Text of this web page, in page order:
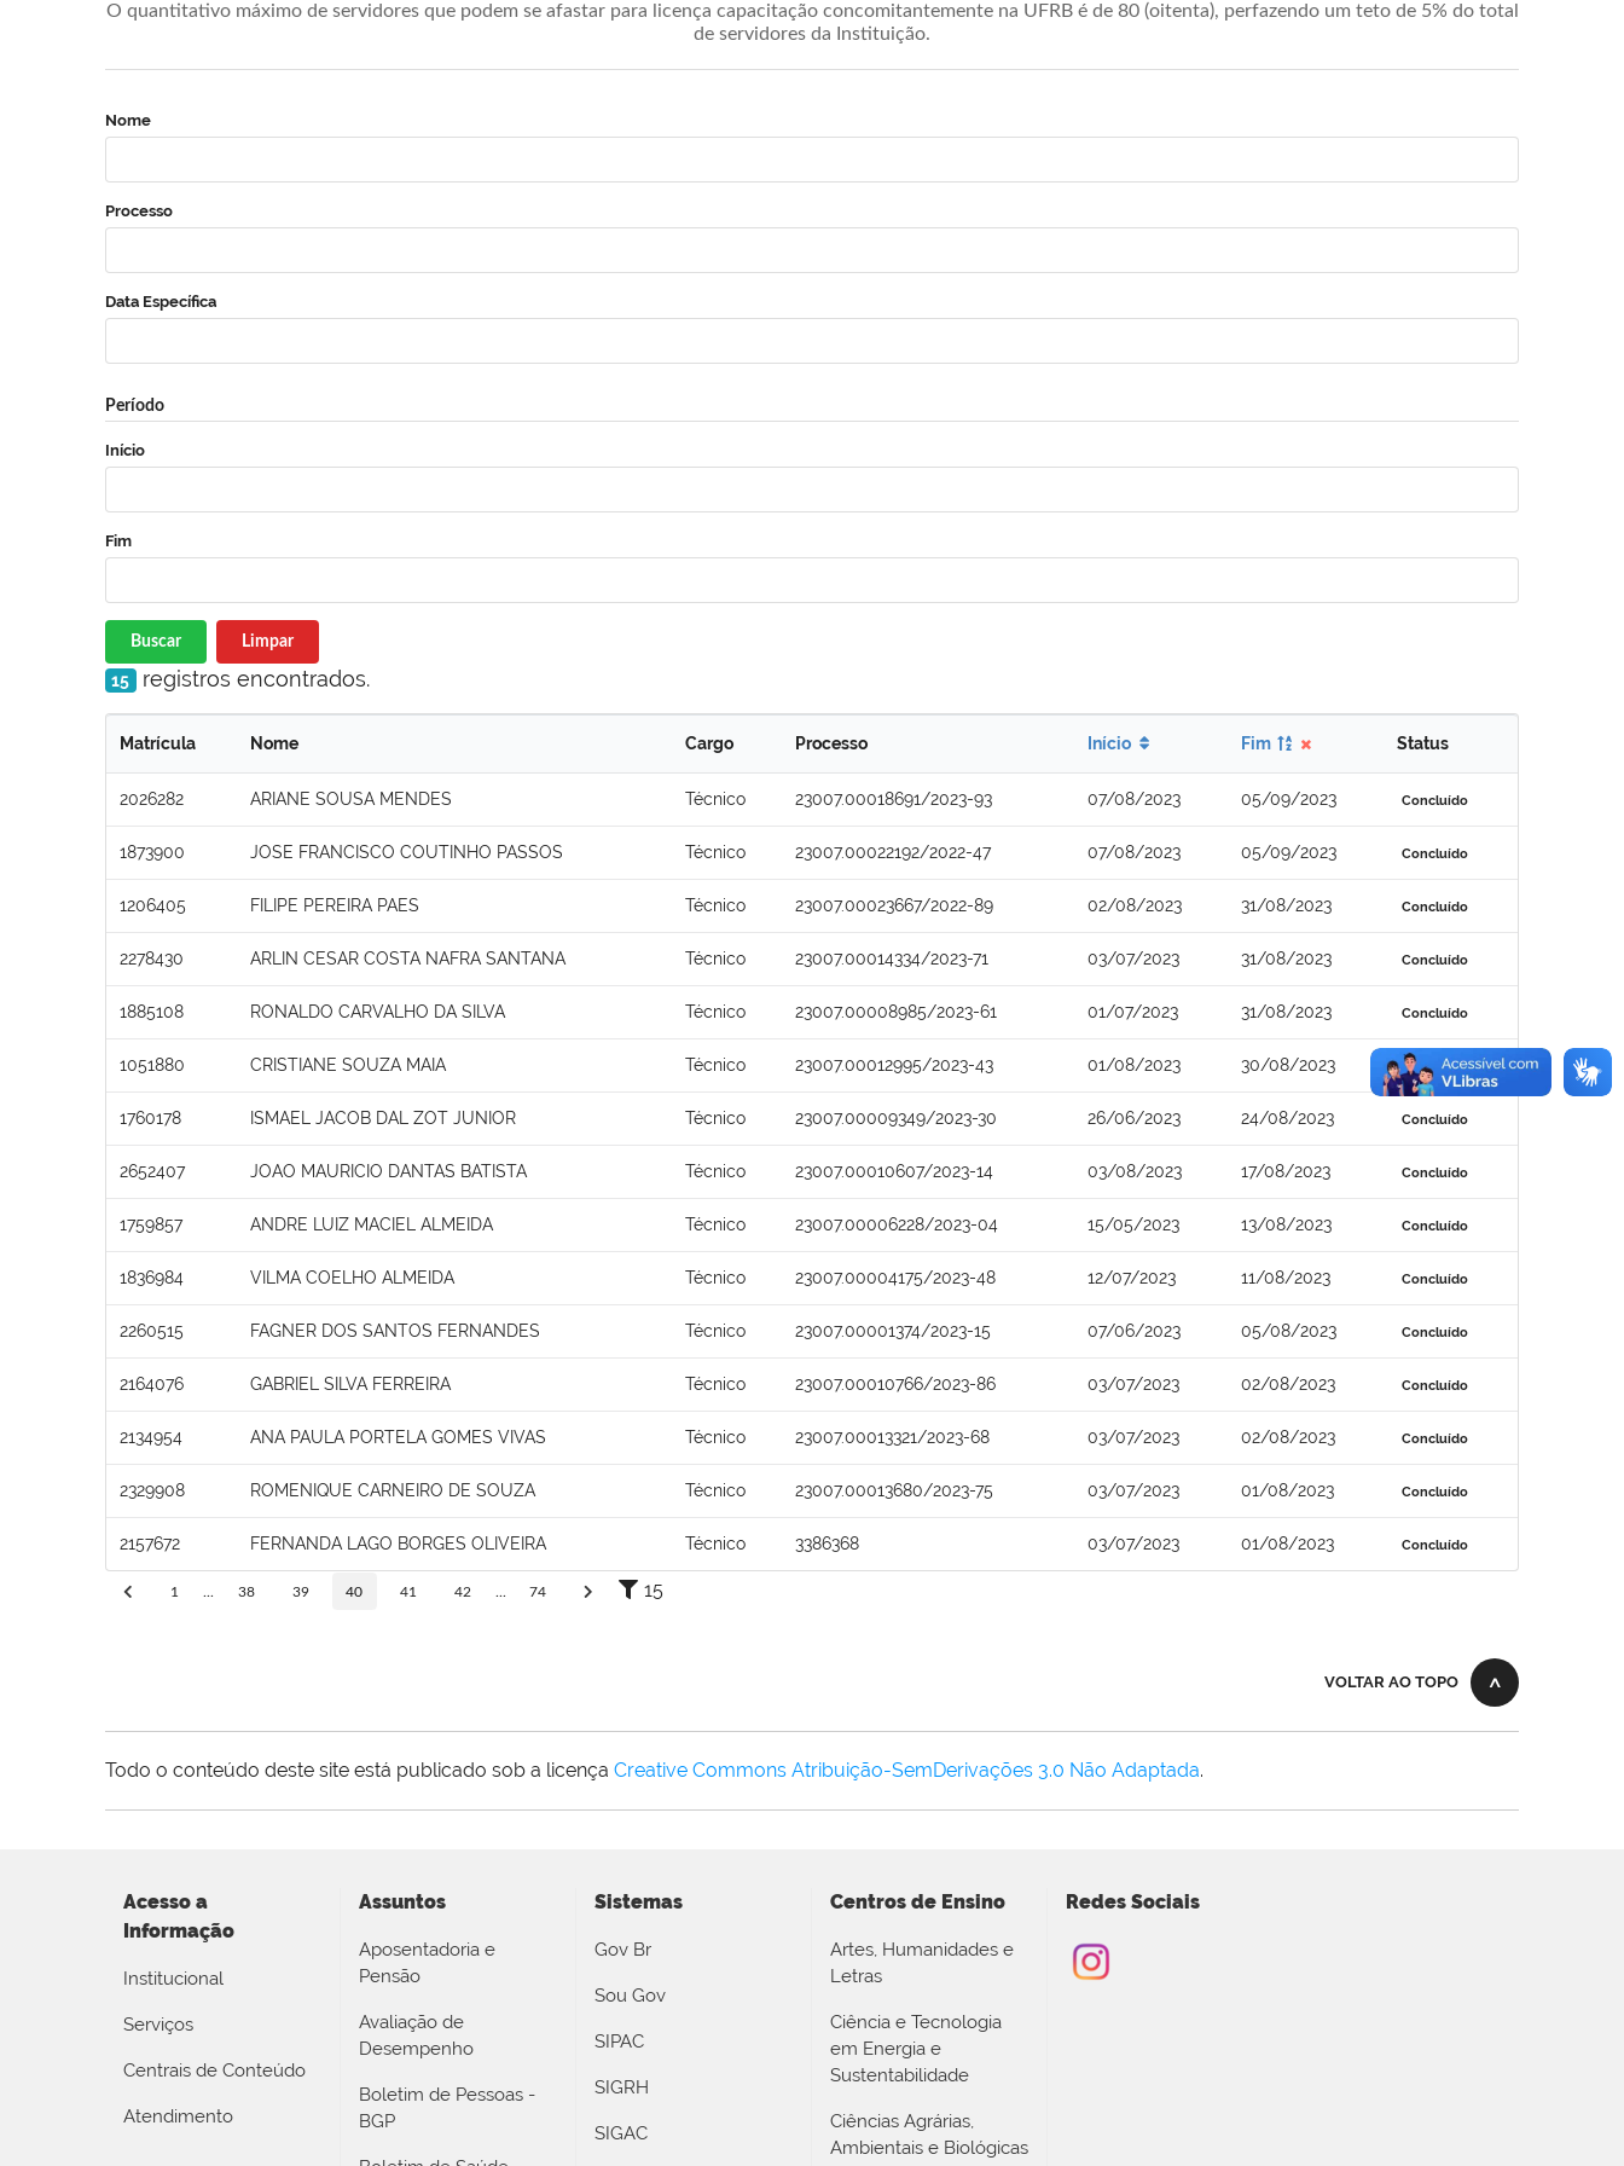
O quantitativo máximo de servidores que podem se afastar para licença capacitação concomitantemente na UFRB é de 80 (oitenta), perfazendo um teto de 5% do total
de servidores da Instituição.
Nome
Processo
Data Específica
Período
Início
Fim
Buscar Limpar
15 registros encontrados.
Matrícula Nome Cargo Processo Início Fim Status
2026282 ARIANE SOUSA MENDES Técnico 23007.00018691/2023-93 07/08/2023 05/09/2023 Concluído
1873900 JOSE FRANCISCO COUTINHO PASSOS Técnico 23007.00022192/2022-47 07/08/2023 05/09/2023 Concluído
1206405 FILIPE PEREIRA PAES Técnico 23007.00023667/2022-89 02/08/2023 31/08/2023 Concluído
2278430 ARLIN CESAR COSTA NAFRA SANTANA Técnico 23007.00014334/2023-71 03/07/2023 31/08/2023 Concluído
1885108 RONALDO CARVALHO DA SILVA Técnico 23007.00008985/2023-61 01/07/2023 31/08/2023 Concluído
1051880 CRISTIANE SOUZA MAIA Técnico 23007.00012995/2023-43 01/08/2023 30/08/2023 Concluído
1760178 ISMAEL JACOB DAL ZOT JUNIOR Técnico 23007.00009349/2023-30 26/06/2023 24/08/2023 Concluído
2652407 JOAO MAURICIO DANTAS BATISTA Técnico 23007.00010607/2023-14 03/08/2023 17/08/2023 Concluído
1759857 ANDRE LUIZ MACIEL ALMEIDA Técnico 23007.00006228/2023-04 15/05/2023 13/08/2023 Concluído
1836984 VILMA COELHO ALMEIDA Técnico 23007.00004175/2023-48 12/07/2023 11/08/2023 Concluído
2260515 FAGNER DOS SANTOS FERNANDES Técnico 23007.00001374/2023-15 07/06/2023 05/08/2023 Concluído
2164076 GABRIEL SILVA FERREIRA Técnico 23007.00010766/2023-86 03/07/2023 02/08/2023 Concluído
2134954 ANA PAULA PORTELA GOMES VIVAS Técnico 23007.00013321/2023-68 03/07/2023 02/08/2023 Concluído
2329908 ROMENIQUE CARNEIRO DE SOUZA Técnico 23007.00013680/2023-75 03/07/2023 01/08/2023 Concluído
2157672 FERNANDA LAGO BORGES OLIVEIRA Técnico 3386368 03/07/2023 01/08/2023 Concluído
1 38 39 40 41 42 74 15
VOLTAR AO TOPO
Todo o conteúdo deste site está publicado sob a licença Creative Commons Atribuição-SemDerivações 3.0 Não Adaptada.
Acesso a
Informação
Institucional
Serviços
Centrais de Conteúdo
Atendimento
Assuntos
Aposentadoria e
Pensão
Avaliação de
Desempenho
Boletim de Pessoas -
BGP
Sistemas
Gov Br
Sou Gov
SIPAC
SIGRH
SIGAC
Centros de Ensino
Artes, Humanidades e
Letras
Ciência e Tecnologia
em Energia e
Sustentabilidade
Ciências Agrárias,
Ambientais e Biológicas
Redes Sociais